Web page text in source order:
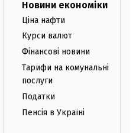
Новини економіки
Ціна нафти
Курси валют
Фінансові новини
Тарифи на комунальні
послуги
Податки
Пенсія в Україні